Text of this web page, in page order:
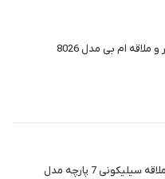
سرویس کفگیر و ملاقه سیلیکونی 7 پارچه مدل